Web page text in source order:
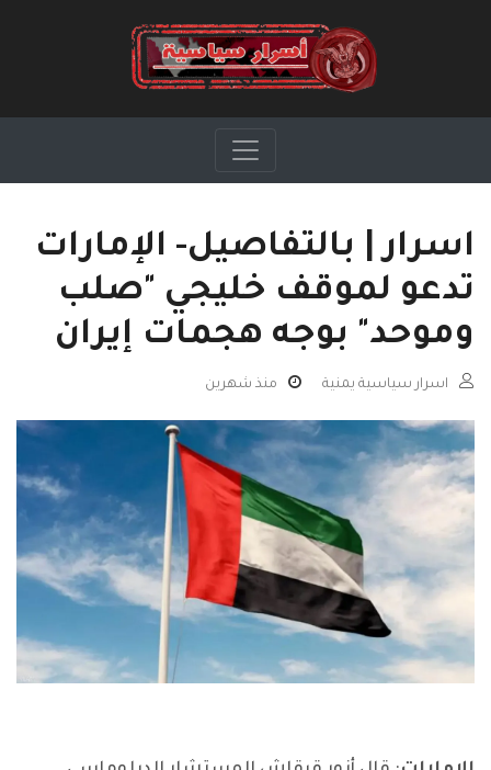
اسرار | بالتفاصيل- الإمارات
تدعو لموقف خليجي "صلب
وموحد" بوجه هجمات إيران
اسرار سياسية يمنية منذ شهرين